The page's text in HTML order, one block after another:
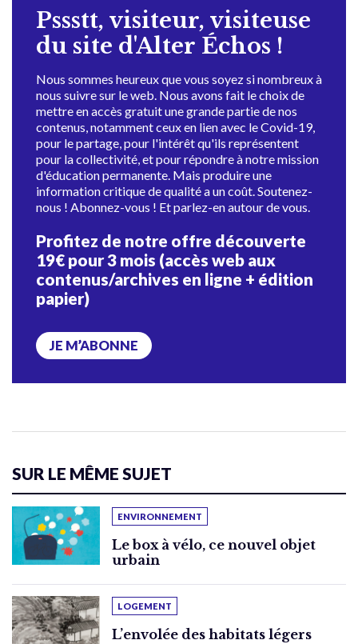
Pssstt, visiteur, visiteuse
du site d'Alter Échos !
Nous sommes heureux que vous soyez si nombreux à
nous suivre sur le web. Nous avons fait le choix de
mettre en accès gratuit une grande partie de nos
contenus, notamment ceux en lien avec le Covid-19,
pour le partage, pour l'intérêt qu'ils représentent
pour la collectivité, et pour répondre à notre mission
d'éducation permanente. Mais produire une
information critique de qualité a un coût. Soutenez-
nous ! Abonnez-vous ! Et parlez-en autour de vous.
Profitez de notre offre découverte
19€ pour 3 mois (accès web aux
contenus/archives en ligne + édition
papier)
JE M’ABONNE
SUR LE MÊME SUJET
ENVIRONNEMENT
Le box à vélo, ce nouvel objet
urbain
LOGEMENT
L’envolée des habitats légers